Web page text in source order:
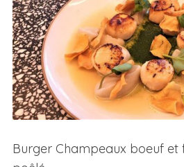
Burger Champeaux boeuf et